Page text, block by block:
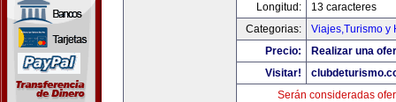
Longitud:
13 caracteres
Categorias:
Viajes,Turismo y
Precio:
Realizar una
Visitar!
Serán consideradas